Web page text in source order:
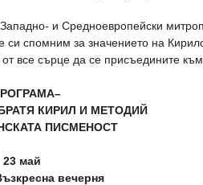
и Средноевропейски
си спомним за значението на
все сърце да се присъедините
КИРИЛ И МЕТОДИЙ
ПИСМЕНОСТ
23 май
вечерня